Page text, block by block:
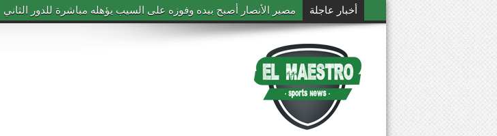
أخبار عاجلة مصير الأنصار أصبح بيده وفوزه على السيب يؤهله مباشرة للدور الثاني